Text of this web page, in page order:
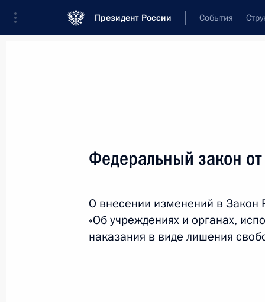
Президент России События
Текст в документе
Вид документа
Все
Федеральный закон
О внесении изменений в Закон
«Об учреждениях и органах,
наказания в виде лишения